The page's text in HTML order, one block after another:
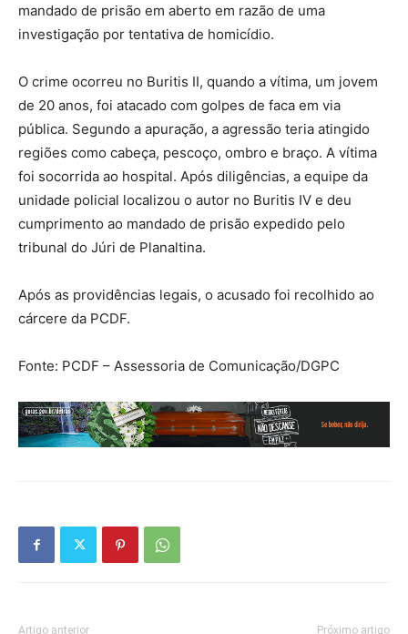
mandado de prisão em aberto em razão de uma
investigação por tentativa de homicídio.
O crime ocorreu no Buritis II, quando a vítima, um jovem
de 20 anos, foi atacado com golpes de faca em via
pública. Segundo a apuração, a agressão teria atingido
regiões como cabeça, pescoço, ombro e braço. A vítima
foi socorrida ao hospital. Após diligências, a equipe da
unidade policial localizou o autor no Buritis IV e deu
cumprimento ao mandado de prisão expedido pelo
tribunal do Júri de Planaltina.
Após as providências legais, o acusado foi recolhido ao
cárcere da PCDF.
Fonte: PCDF – Assessoria de Comunicação/DGPC
Artigo anterior Próximo artigo